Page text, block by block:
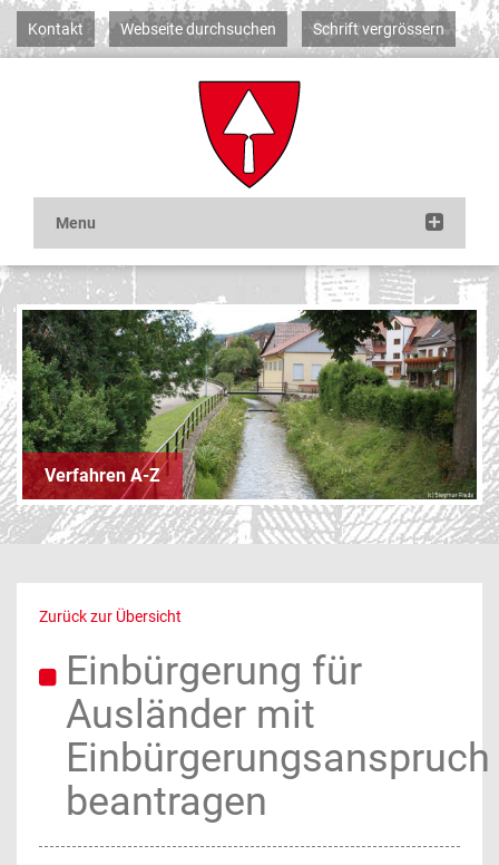
Kontakt Webseite durchsuchen Schrift vergrössern
Verfahren A-Z
Zurück zur Übersicht
Einbürgerung für
Ausländer mit
Einbürgerungsanspruch
beantragen